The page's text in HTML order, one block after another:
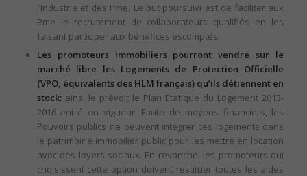
l’Industrie et des Pme. Le but poursuivi est de faciliter aux
Pme le recrutement de collaborateurs qualifiés en les
faisant participer aux bénéfices escomptés.
Les promoteurs immobiliers pourront vendre sur le
marché libre les Logements de Protection Officielle
(VPO, équivalents des HLM français) qu’ils détiennent en
stock:ainsi le prévoit le Plan Etatique du Logement 2013-
2016 entré en vigueur. Faute de moyens financiers, les
Pouvoirs publics ne peuvent intégrer ces logements dans
le patrimoine immobilier public pour les mettre en location
avec des loyers sociaux. En revanche, les promoteurs qui
choisissent cette option doivent restituer toutes les aides